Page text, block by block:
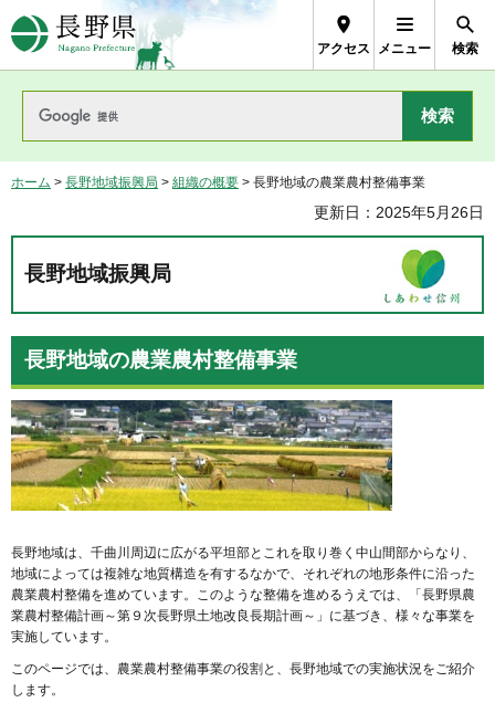
長野県Nagano Prefecture
アクセス メニュー 検索
ホーム > 長野地域振興局 > 組織の概要 > 長野地域の農業農村整備事業
更新日：2025年5月26日
長野地域振興局
長野地域の農業農村整備事業
長野地域は、千曲川周辺に広がる平坦部とこれを取り巻く中山間部からなり、
地域によっては複雑な地質構造を有するなかで、それぞれの地形条件に沿った
農業農村整備を進めています。このような整備を進めるうえでは、「長野県農
業農村整備計画～第９次長野県土地改良長期計画～」に基づき、様々な事業を
実施しています。
このページでは、農業農村整備事業の役割と、長野地域での実施状況をご紹介
します。